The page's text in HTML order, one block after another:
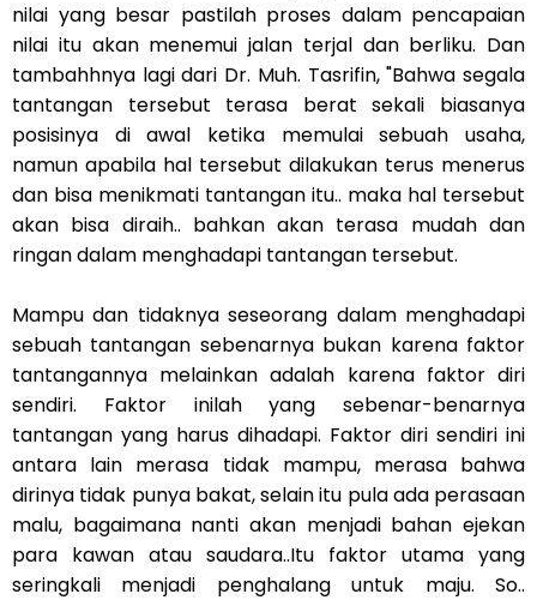
nilai yang besar pastilah proses dalam pencapaian
nilai itu akan menemui jalan terjal dan berliku. Dan
tambahhnya lagi dari Dr. Muh. Tasrifin, "Bahwa segala
tantangan tersebut terasa berat sekali biasanya
posisinya di awal ketika memulai sebuah usaha,
namun apabila hal tersebut dilakukan terus menerus
dan bisa menikmati tantangan itu.. maka hal tersebut
akan bisa diraih.. bahkan akan terasa mudah dan
ringan dalam menghadapi tantangan tersebut.
Mampu dan tidaknya seseorang dalam menghadapi
sebuah tantangan sebenarnya bukan karena faktor
tantangannya melainkan adalah karena faktor diri
sendiri. Faktor inilah yang sebenar-benarnya
tantangan yang harus dihadapi. Faktor diri sendiri ini
antara lain merasa tidak mampu, merasa bahwa
dirinya tidak punya bakat, selain itu pula ada perasaan
malu, bagaimana nanti akan menjadi bahan ejekan
para kawan atau saudara..Itu faktor utama yang
seringkali menjadi penghalang untuk maju. So..